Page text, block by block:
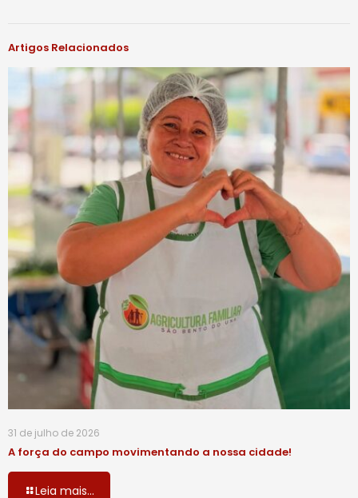
Artigos Relacionados
31 de julho de 2026
A força do campo movimentando a nossa cidade!
Leia mais...